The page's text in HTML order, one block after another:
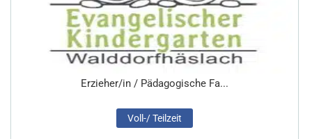
Erzieher/in / Pädagogische Fa...
Voll-/ Teilzeit